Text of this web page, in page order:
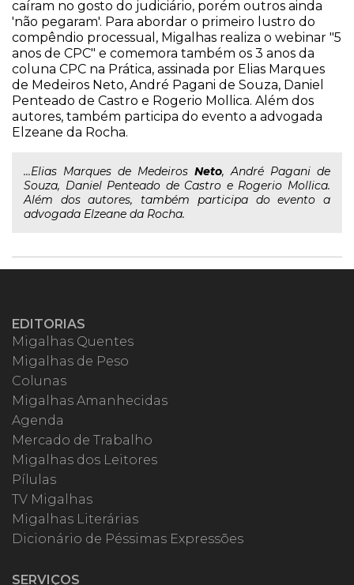
caíram no gosto do judiciário, porém outros ainda
'não pegaram'. Para abordar o primeiro lustro do
compêndio processual, Migalhas realiza o webinar "5
anos de CPC" e comemora também os 3 anos da
coluna CPC na Prática, assinada por Elias Marques
de Medeiros Neto, André Pagani de Souza, Daniel
Penteado de Castro e Rogerio Mollica. Além dos
autores, também participa do evento a advogada
Elzeane da Rocha.
...Elias Marques de Medeiros Neto, André Pagani de
Souza, Daniel Penteado de Castro e Rogerio Mollica.
Além dos autores, também participa do evento a
advogada Elzeane da Rocha.
EDITORIAS
Migalhas Quentes
Migalhas de Peso
Colunas
Migalhas Amanhecidas
Agenda
Mercado de Trabalho
Migalhas dos Leitores
Pílulas
TV Migalhas
Migalhas Literárias
Dicionário de Péssimas Expressões
SERVIÇOS